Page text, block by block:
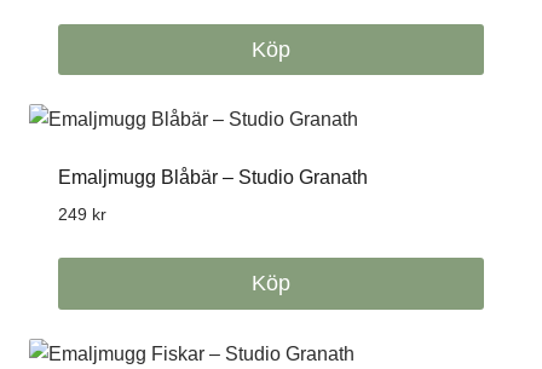
Köp
Emaljmugg Blåbär – Studio Granath
249 kr
Köp